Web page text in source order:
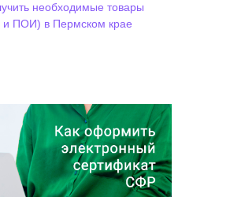
необходимые товары
ПОИ) в Пермском крае